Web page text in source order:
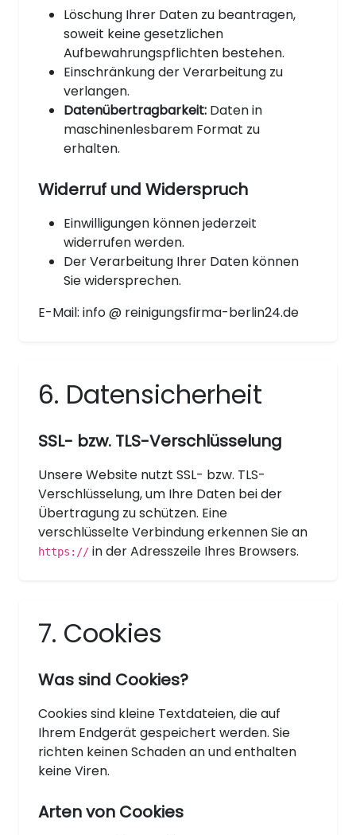
Löschung Ihrer Daten zu beantragen,
soweit keine gesetzlichen
Aufbewahrungspflichten bestehen.
Einschränkung der Verarbeitung zu
verlangen.
Datenübertragbarkeit: Daten in
maschinenlesbarem Format zu
erhalten.
Widerruf und Widerspruch
Einwilligungen können jederzeit
widerrufen werden.
Der Verarbeitung Ihrer Daten können
Sie widersprechen.
E-Mail: info @ reinigungsfirma-berlin24.de
6. Datensicherheit
SSL- bzw. TLS-Verschlüsselung
Unsere Website nutzt SSL- bzw. TLS-
Verschlüsselung, um Ihre Daten bei der
Übertragung zu schützen. Eine
verschlüsselte Verbindung erkennen Sie an
https:// in der Adresszeile Ihres Browsers.
7. Cookies
Was sind Cookies?
Cookies sind kleine Textdateien, die auf
Ihrem Endgerät gespeichert werden. Sie
richten keinen Schaden an und enthalten
keine Viren.
Arten von Cookies